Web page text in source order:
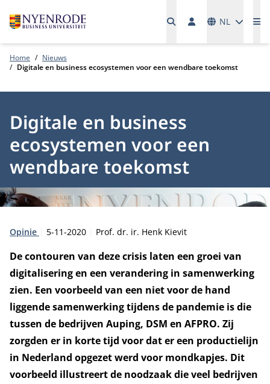
NL
Home
Nieuws
Digitale en business ecosystemen voor een wendbare toekomst
Digitale en business
ecosystemen voor een
wendbare toekomst
Type:
Opinie Publicatiedatum:
5-11-2020 Auteur:
Prof. dr. ir. Henk Kievit
De contouren van deze crisis laten een groei van
digitalisering en een verandering in samenwerking
zien. Een voorbeeld van een niet voor de hand
liggende samenwerking tijdens de pandemie is die
tussen de bedrijven Auping, DSM en AFPRO. Zij
zorgden er in korte tijd voor dat er een productielijn
in Nederland opgezet werd voor mondkapjes. Dit
voorbeeld illustreert de noodzaak die veel bedrijven